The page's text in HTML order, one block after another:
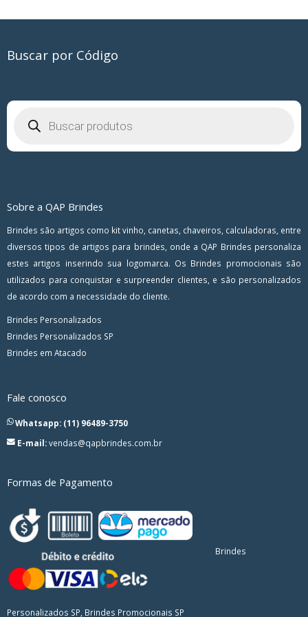
Buscar por Código
produtos
Sobre a QAP Brindes
Brindes são artigos como kit vinho, canetas, chaveiros, calculadoras, entre
diversos tipos de artigos para brindes, onde a QAP Brindes personaliza
estes artigos inserindo sua logomarca. Os Brindes promocionais são
utilizados para conquistar e surpreender clientes, e são personalizados
de acordo com a necessidade do cliente.
Brindes Personalizados
Brindes Personalizados SP
Brindes em Atacado
Fale conosco
Whatsapp: (11) 96489-3750
E-mail:vendas@qapbrindes.com.br
Formas de Pagamento
Brindes
Personalizados SP, Brindes Promocionais SP